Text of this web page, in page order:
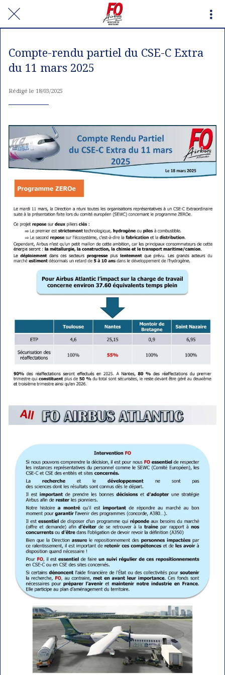
Compte-rendu partiel du CSE-C Extra
du 11 mars 2025
Rédigé le 18/03/2025